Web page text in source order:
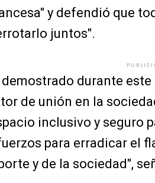
y defendió que
juntos".
durante
de unión en la
inclusivo y seguro
para erradicar el
y de la sociedad",